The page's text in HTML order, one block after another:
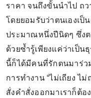
ราคา จนถึงขั้นนำไป ถ
โดยยอมรับว่าตนเองเ
ประมาณหนึ่งปีนิดๆ ซึ่ง
ด้วยซ้ำรู้เพียงแค่ว่าเป็
นี้ก็ได้มีคนที่รักตนมาร่ว
การทำงาน “ไม่เถียง ไ
สั่งคำสั่งออกมาเราก็ต้อ